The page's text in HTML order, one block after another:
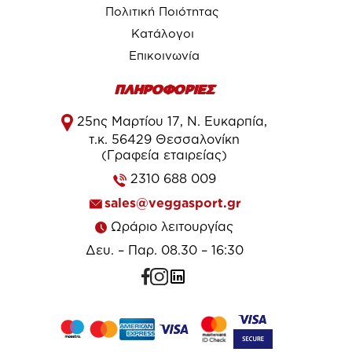
Πολιτική Ποιότητας
Κατάλογοι
Επικοινωνία
ΠΛΗΡΟΦΟΡΙΕΣ
25ης Μαρτίου 17, Ν. Ευκαρπία,
τ.κ. 56429 Θεσσαλονίκη
(Γραφεία εταιρείας)
2310 688 009
sales@veggasport.gr
Ωράριο λειτουργίας
Δευ. – Παρ. 08.30 – 16:30